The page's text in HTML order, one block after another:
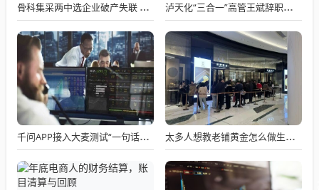
骨科集采两中选企业破产失联 官方罕见通报 泸天化“三合一”高管王斌辞职：高管变动叠加财务、业绩双重压力，公司进入阶段性调整期
千问APP接入大麦测试“一句话买电影票” 太多人想教老铺黄金怎么做生意了